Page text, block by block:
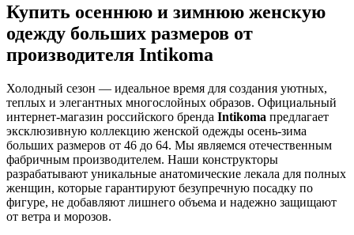
Купить осеннюю и зимнюю женскую
одежду больших размеров от
производителя Intikoma
Холодный сезон — идеальное время для создания уютных,
теплых и элегантных многослойных образов. Официальный
интернет-магазин российского бренда Intikoma предлагает
эксклюзивную коллекцию женской одежды осень-зима
больших размеров от 46 до 64. Мы являемся отечественным
фабричным производителем. Наши конструкторы
разрабатывают уникальные анатомические лекала для полных
женщин, которые гарантируют безупречную посадку по
фигуре, не добавляют лишнего объема и надежно защищают
от ветра и морозов.